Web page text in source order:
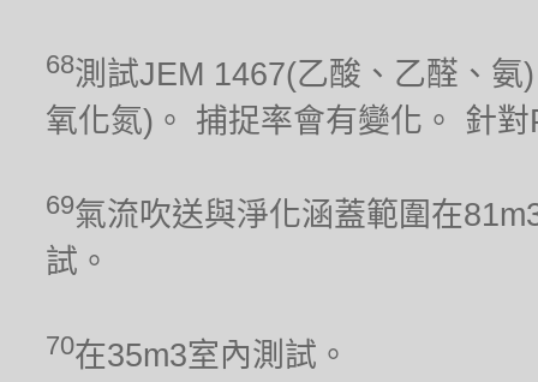
68測試JEM 1467(乙酸、乙醛、
氧化氮)。 捕捉率會有變化。 針
69氣流吹送與淨化涵蓋範圍在
試。
70在35m3室內測試。